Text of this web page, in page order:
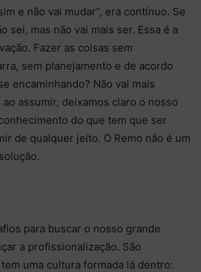
e não vai mudar”, era contínuo. Se
sei, mas não vai mais ser. Essa é a
Fazer as coisas sem
sem planejamento e de acordo
encaminhando? Não vai mais
assumir, deixamos claro o nosso
do que tem que ser
de qualquer jeito. O Remo não é um
para buscar o nosso grande
a profissionalização. São
uma cultura formada lá dentro: